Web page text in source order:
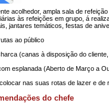
acolhedor, ampla sala de
às refeições em grupo, á
jantares temáticos, festas de
ao público
(canas à disposição do
esplanada (Aberto de Março a
nas suas rotas de lazer e de
do chefe